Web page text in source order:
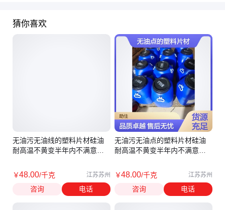
猜你喜欢
无油污无油线的塑料片材硅油
耐高温不黄变半年内不满意退
￥48.00/千克 江苏苏州
咨询 电话
无油污无油点的塑料片材硅油
耐高温不黄变半年内不满意退
￥48.00/千克 江苏苏州
咨询 电话